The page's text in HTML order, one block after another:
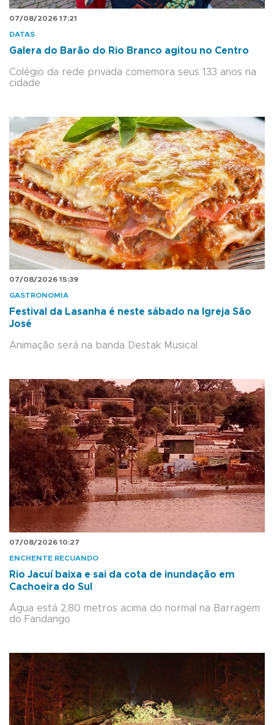
07/08/2026 17:21
DATAS
Galera do Barão do Rio Branco agitou no Centro
Colégio da rede privada comemora seus 133 anos na
cidade
07/08/2026 15:39
GASTRONOMIA
Festival da Lasanha é neste sábado na Igreja São
José
Animação será na banda Destak Musical
07/08/2026 10:27
ENCHENTE RECUANDO
Rio Jacuí baixa e sai da cota de inundação em
Cachoeira do Sul
Água está 2,80 metros acima do normal na Barragem
do Fandango